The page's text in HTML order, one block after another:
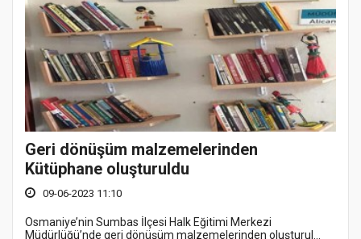
Geri dönüşüm malzemelerinden
Kütüphane oluşturuldu
09-06-2023 11:10
Osmaniye’nin Sumbas İlçesi Halk Eğitimi Merkezi
Müdürlüğü’nde geri dönüşüm malzemelerinden oluşturul...